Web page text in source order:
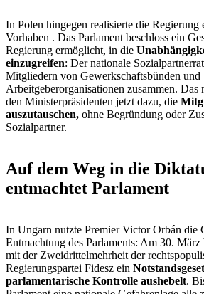
In Polen hingegen realisierte die Regierung
Vorhaben . Das Parlament beschloss ein
Regierung ermöglicht, in die
einzugreifen: Der nationale
Mitgliedern von Gewerkschaftsbünden und
Arbeitgeberorganisationen zusammen. Das
den Ministerpräsidenten jetzt dazu, die
auszutauschen, ohne Begründung oder
Sozialpartner.
Auf dem Weg in die
entmachtet Parlament
In Ungarn nutzte Premier Victor Orbán die
Entmachtung des Parlaments: Am 30. März
mit der Zweidrittelmehrheit der
Regierungspartei Fidesz ein
parlamentarische Kontrolle aushebelt.